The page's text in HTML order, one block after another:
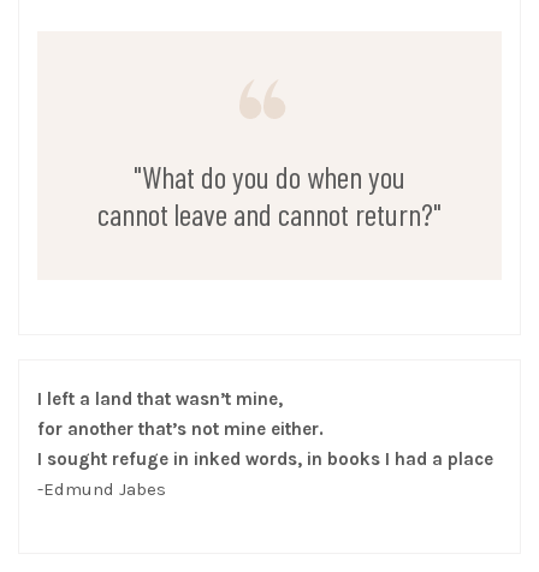
"What do you do when you
cannot leave and cannot return?"
I left a land that wasn’t mine,
for another that’s not mine either.
I sought refuge in inked words, in books I had a place
-Edmund Jabes